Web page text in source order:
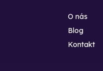
O nás
Blog
Kontakt